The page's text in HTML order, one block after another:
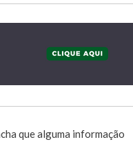
que alguma informação